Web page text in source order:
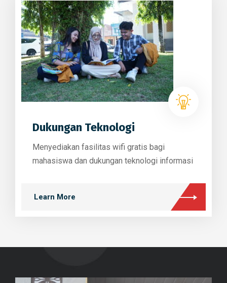
Dukungan Teknologi
Menyediakan fasilitas wifi gratis bagi
mahasiswa dan dukungan teknologi informasi
Learn More